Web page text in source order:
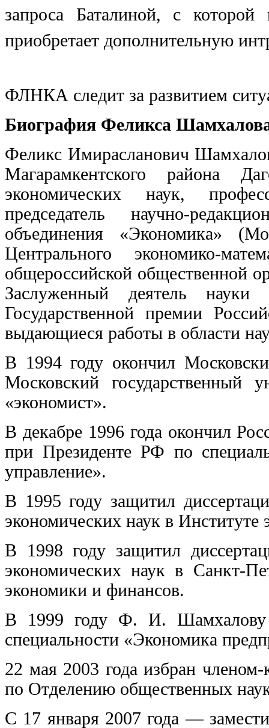
запроса Баталиной, с
приобретает дополнительную
ФЛНКА следит за развитием
Биография Феликса
Феликс Имирасланович
Магарамкентского района
экономических наук,
председатель научно-
объединения «Экономика»
Центрального экономико-
общероссийской общественной
Заслуженный деятель науки
Государственной премии
выдающиеся работы в области
В 1994 году окончил
Московский государственный
«экономист».
В декабре 1996 года окончил
при Президенте РФ по
управление».
В 1995 году защитил
экономических наук в
В 1998 году защитил
экономических наук в Санкт-
экономики и финансов.
В 1999 году Ф. И. Шамхалову
специальности «Экономика
22 мая 2003 года избран
по Отделению общественных
С 17 января 2007 года —